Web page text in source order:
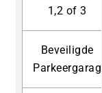
1,2 of 3
Beveiligde
Parkeergarage